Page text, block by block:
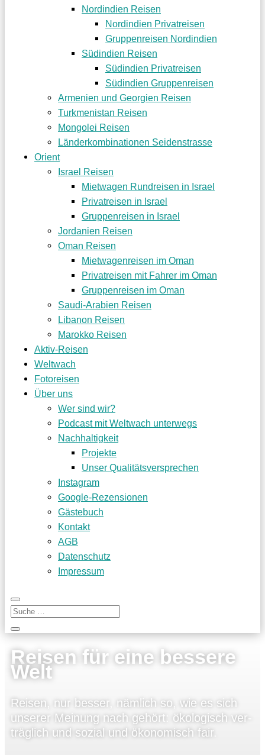
Nordindien Reisen
Nordindien Privatreisen
Gruppenreisen Nordindien
Südindien Reisen
Südindien Privatreisen
Südindien Gruppenreisen
Armenien und Georgien Reisen
Turkmenistan Reisen
Mongolei Reisen
Länderkombinationen Seidenstrasse
Orient
Israel Reisen
Mietwagen Rundreisen in Israel
Privatreisen in Israel
Gruppenreisen in Israel
Jordanien Reisen
Oman Reisen
Mietwagenreisen im Oman
Privatreisen mit Fahrer im Oman
Gruppenreisen im Oman
Saudi-Arabien Reisen
Libanon Reisen
Marokko Reisen
Aktiv-Reisen
Weltwach
Fotoreisen
Über uns
Wer sind wir?
Podcast mit Weltwach unterwegs
Nachhaltigkeit
Projekte
Unser Qualitätsversprechen
Instagram
Google-Rezensionen
Gästebuch
Kontakt
AGB
Datenschutz
Impressum
Reisen für eine bessere
Welt
Rei­sen, nur bes­ser, näm­lich so, wie es sich
unse­rer Mei­nung nach gehört: öko­lo­gisch ver­
träg­lich und sozial und öko­no­misch fair.